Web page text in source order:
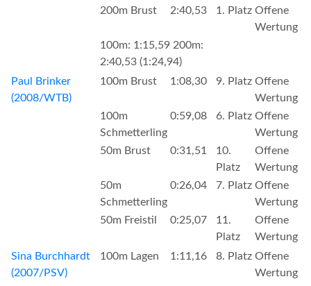
200m Brust
2:40,53 1. Platz Offene
Wertung
100m: 1:15,59 200m:
2:40,53 (1:24,94)
Paul Brinker
(2008/WTB)
100m Brust 1:08,30 9. Platz Offene
Wertung
100m
Schmetterling
0:59,08 6. Platz Offene
Wertung
50m Brust
0:31,51
10.
Platz
Offene
Wertung
50m
Schmetterling
0:26,04 7. Platz Offene
Wertung
50m Freistil
0:25,07
11.
Platz
Offene
Wertung
Sina Burchhardt
(2007/PSV)
100m Lagen 1:11,16 8. Platz Offene
Wertung